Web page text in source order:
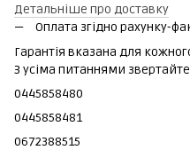
Детальніше про доставку
Оплата згідно рахунку-
Гарантія вказана для
З усіма питаннями
0445858480
0445858481
0672388515